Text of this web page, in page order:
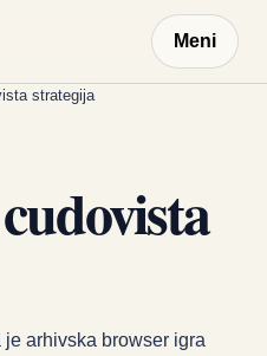
Meni
strategija
arhivska browser igra